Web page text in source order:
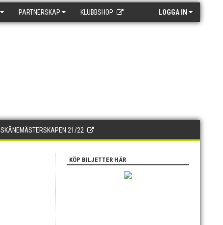
PARTNERSKAP KLUBBSHOP LOGGA IN
SKÅNEMÄSTERSKAPEN 21/22
KÖP BILJETTER HÄR